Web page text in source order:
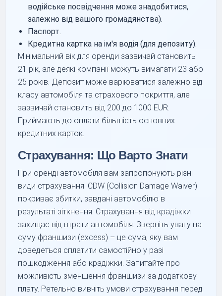
водійське посвідчення може знадобитися,
залежно від вашого громадянства).
Паспорт.
Кредитна картка на ім'я водія (для депозиту).
Мінімальний вік для оренди зазвичай становить
21 рік, але деякі компанії можуть вимагати 23 або
25 років. Депозит може варіюватися залежно від
класу автомобіля та страхового покриття, але
зазвичай становить від 200 до 1000 EUR.
Приймають до оплати більшість основних
кредитних карток.
Страхування: Що Варто Знати
При оренді автомобіля вам запропонують різні
види страхування. CDW (Collision Damage Waiver)
покриває збитки, завдані автомобілю в
результаті зіткнення. Страхування від крадіжки
захищає від втрати автомобіля. Зверніть увагу на
суму франшизи (excess) – це сума, яку вам
доведеться сплатити самостійно у разі
пошкодження або крадіжки. Запитайте про
можливість зменшення франшизи за додаткову
плату. Ретельно вивчіть умови страхування перед